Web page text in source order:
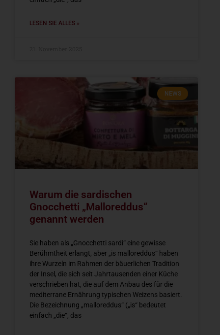
LESEN SIE ALLES »
NEWS
Warum die sardischen
Gnocchetti „Malloreddus“
genannt werden
Sie haben als „Gnocchetti sardi“ eine gewisse
Berühmtheit erlangt, aber „is malloreddus“ haben
ihre Wurzeln im Rahmen der bäuerlichen Tradition
der Insel, die sich seit Jahrtausenden einer Küche
verschrieben hat, die auf dem Anbau des für die
mediterrane Ernährung typischen Weizens basiert.
Die Bezeichnung „malloreddus“ („is“ bedeutet
einfach „die“, das